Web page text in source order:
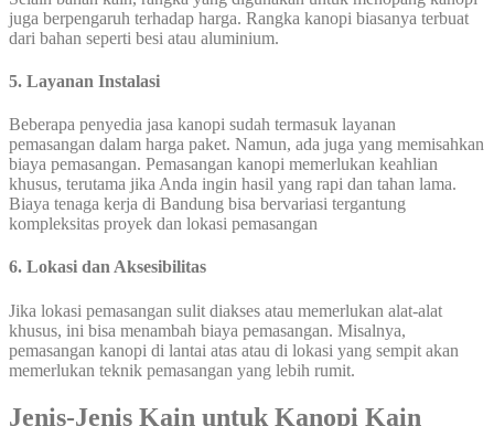
juga berpengaruh terhadap harga. Rangka kanopi biasanya terbuat
dari bahan seperti besi atau aluminium.
5. Layanan Instalasi
Beberapa penyedia jasa kanopi sudah termasuk layanan
pemasangan dalam harga paket. Namun, ada juga yang memisahkan
biaya pemasangan. Pemasangan kanopi memerlukan keahlian
khusus, terutama jika Anda ingin hasil yang rapi dan tahan lama.
Biaya tenaga kerja di Bandung bisa bervariasi tergantung
kompleksitas proyek dan lokasi pemasangan
6. Lokasi dan Aksesibilitas
Jika lokasi pemasangan sulit diakses atau memerlukan alat-alat
khusus, ini bisa menambah biaya pemasangan. Misalnya,
pemasangan kanopi di lantai atas atau di lokasi yang sempit akan
memerlukan teknik pemasangan yang lebih rumit.
Jenis-Jenis Kain untuk Kanopi Kain